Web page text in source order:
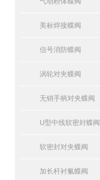
美标焊接蝶阀
信号消防蝶阀
涡轮对夹蝶阀
无销手柄对夹蝶阀
U型中线软密封蝶阀
软密封对夹蝶阀
加长杆衬氟蝶阀